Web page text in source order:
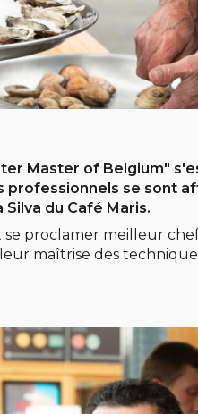
Master of Belgium"
professionnels se sont
du Café Maris.
se proclamer meilleur
maîtrise des